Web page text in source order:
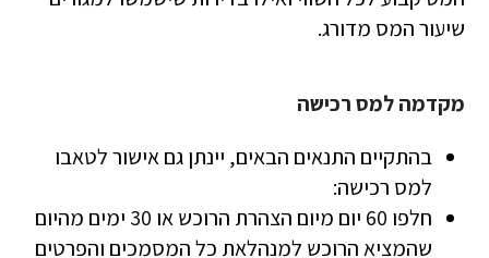
שיעור המס מדורג.
מקדמה למס רכישה
בהתקיים התנאים הבאים, יינתן גם אישור לטאבו
למס רכישה:
חלפו 60 יום מיום הצהרת הרוכש או 30 ימים מהיום
שהמציא הרוכש למנהלאת כל המסמכים והפרטים